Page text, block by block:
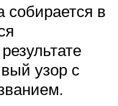
в
узор с